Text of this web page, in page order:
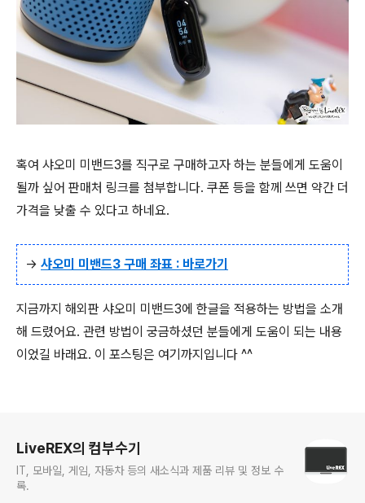
혹여 샤오미 미밴드3를 직구로 구매하고자 하는 분들에게 도움이
될까 싶어 판매처 링크를 첨부합니다. 쿠폰 등을 함께 쓰면 약간 더
가격을 낮출 수 있다고 하네요.
→ 샤오미 미밴드3 구매 좌표 : 바로가기
지금까지 해외판 샤오미 미밴드3에 한글을 적용하는 방법을 소개
해 드렸어요. 관련 방법이 궁금하셨던 분들에게 도움이 되는 내용
이었길 바래요. 이 포스팅은 여기까지입니다 ^^
LiveREX의 컴부수기
IT, 모바일, 게임, 자동차 등의 새소식과 제품 리뷰 및 정보 수
록.